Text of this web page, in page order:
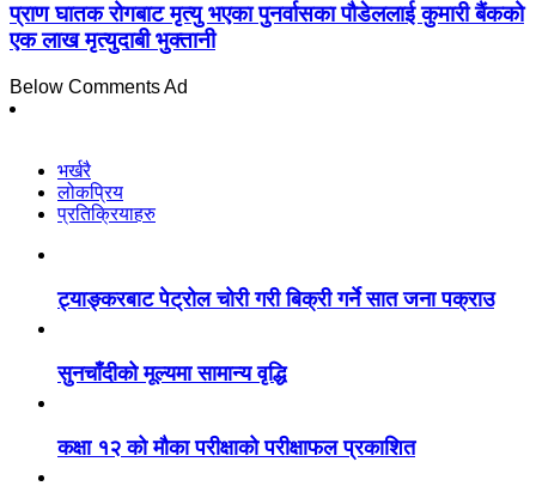
प्राण घातक रोगबाट मृत्यु भएका पुनर्वासका पौडेललाई कुमारी बैंकको
एक लाख मृत्युदाबी भुक्तानी
Below Comments Ad
भर्खरै
लोकप्रिय
प्रतिक्रियाहरु
ट्याङ्करबाट पेट्रोल चोरी गरी बिक्री गर्ने सात जना पक्राउ
सुनचाँदीको मूल्यमा सामान्य वृद्धि
कक्षा १२ को मौका परीक्षाको परीक्षाफल प्रकाशित